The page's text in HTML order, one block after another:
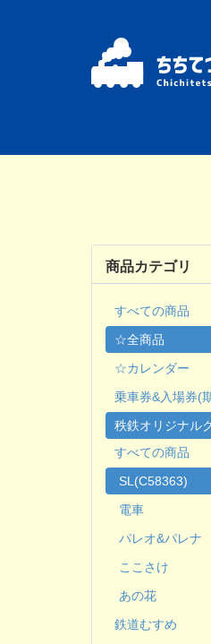
商品カテゴリ
すべての商品
☆全商品
☆カレンダー
乗車券&入場券(
秩鉄オリジナル
すべての商品
SL(C58363)
電車
パレオ&パレナ
ここさけ
あの花
鉄道むすめ